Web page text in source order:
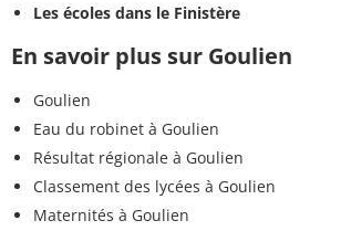
Les écoles dans le Finistère
En savoir plus sur Goulien
Goulien
Eau du robinet à Goulien
Résultat régionale à Goulien
Classement des lycées à Goulien
Maternités à Goulien